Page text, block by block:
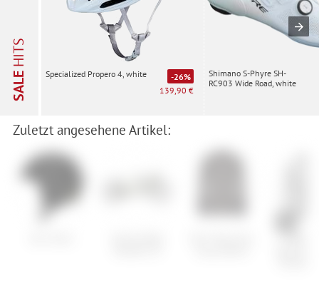
SALE
HITS
Specialized Propero 4, white
-26%
139,90 €
Shimano S-Phyre SH-
RC903 Wide Road, white
Zuletzt angesehene Artikel: